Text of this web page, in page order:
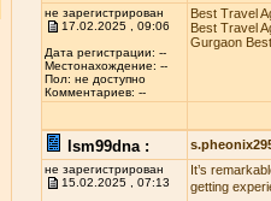
не зарегистрирован
17.02.2025 , 09:06
Дата регистрации: --
Местонахождение: --
Пол: не доступно
Комментариев: --
Best Travel
Best Travel
Gurgaon
lsm99dna :
не зарегистрирован
15.02.2025 , 07:13
It’s
getting